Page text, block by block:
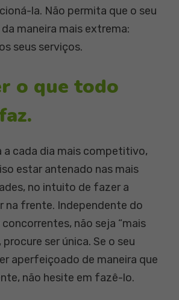
la. Não permita que o seu
maneira mais extrema:
seus serviços.
o que todo
a cada dia mais competitivo,
estar antenado nas mais
no intuito de fazer a
na frente. Independente do
não seja “mais
procure ser única. Se o seu
aperfeiçoado de maneira que
não hesite em fazê-lo.